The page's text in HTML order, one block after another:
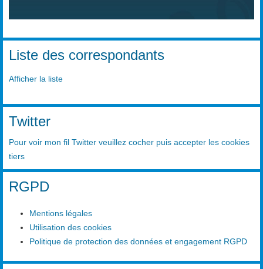
Liste des correspondants
Afficher la liste
Twitter
Pour voir mon fil Twitter veuillez cocher puis accepter les cookies
tiers
RGPD
Mentions légales
Utilisation des cookies
Politique de protection des données et engagement RGPD